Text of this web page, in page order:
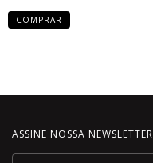
COMPRAR
ASSINE NOSSA NEWSLETTER